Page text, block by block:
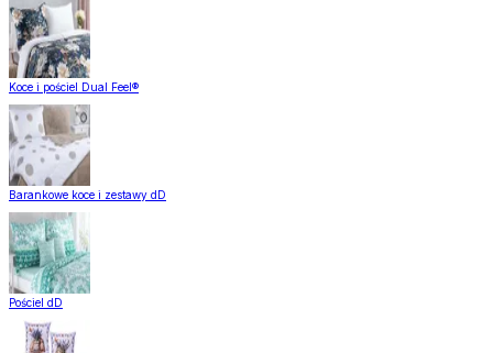
Koce i pościel Dual Feel®
Barankowe koce i zestawy dD
Pościel dD